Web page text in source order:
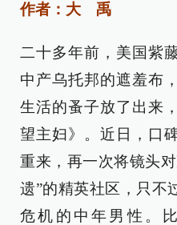
作者：大 禹
二十多年前，美国紫
中产乌托邦的遮羞布
生活的蚤子放了出来
望主妇》。近日，口
重来，再一次将镜头
遗”的精英社区，只不
危机的中年男性。